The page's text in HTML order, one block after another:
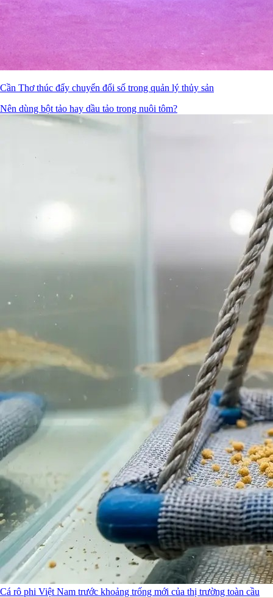
Cần Thơ thúc đẩy chuyển đổi số trong quản lý thủy sản
Nên dùng bột tảo hay dầu tảo trong nuôi tôm?
Cá rô phi Việt Nam trước khoảng trống mới của thị trường toàn cầu